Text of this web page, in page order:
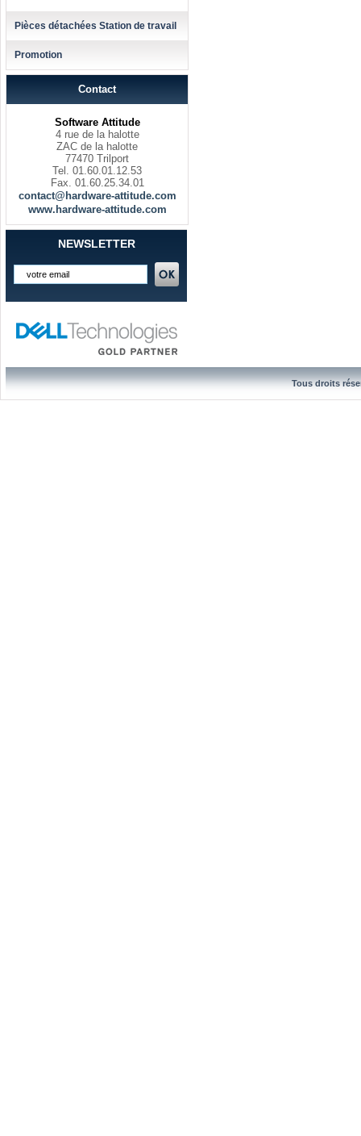
Pièces détachées Station de travail
Promotion
Contact
Software Attitude
4 rue de la halotte
ZAC de la halotte
77470 Trilport
Tel. 01.60.01.12.53
Fax. 01.60.25.34.01
contact@hardware-attitude.com
www.hardware-attitude.com
NEWSLETTER
Tous droits